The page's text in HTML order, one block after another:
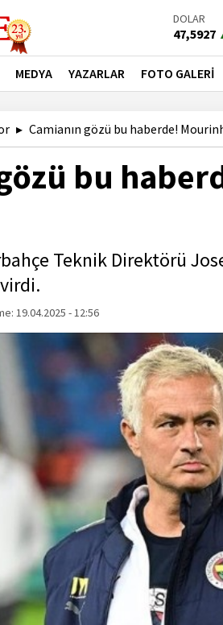
DOLAR
47,5927
BIST-100
13798,82
MEDYA YAZARLAR FOTO GALERİ
Camianın gözü bu haberde!
bu
Teknik Direktörü
19.04.2025 - 12:56